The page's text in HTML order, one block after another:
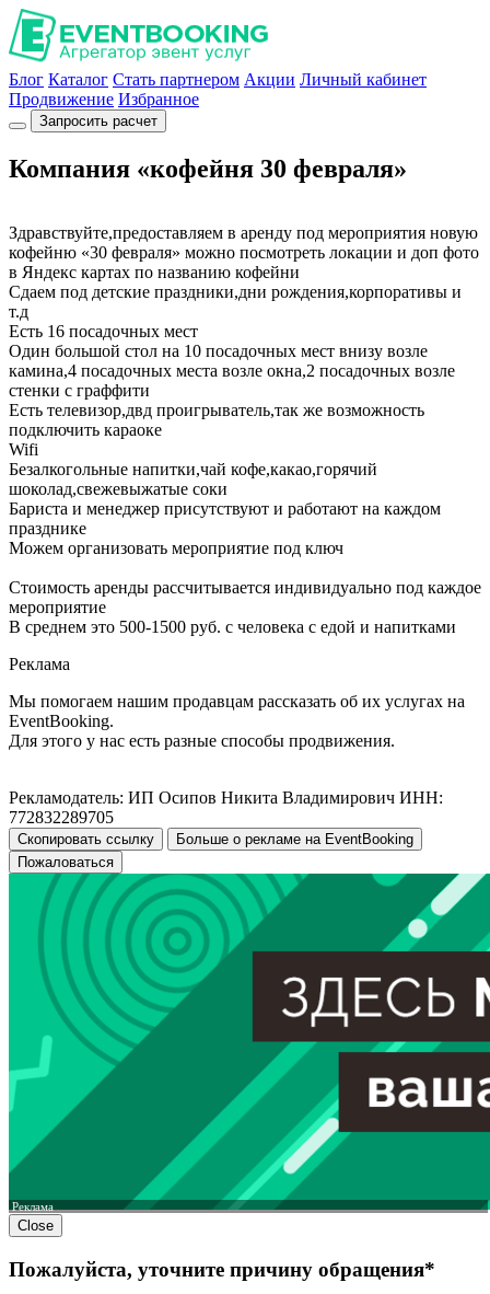
Блог Каталог Стать партнером Акции Личный кабинет
Продвижение Избранное
Запросить расчет
Компания «кофейня 30 февраля»
Здравствуйте,предоставляем в аренду под мероприятия новую
кофейню «30 февраля» можно посмотреть локации и доп фото
в Яндекс картах по названию кофейни
Сдаем под детские праздники,дни рождения,корпоративы и
т.д
Есть 16 посадочных мест
Один большой стол на 10 посадочных мест внизу возле
камина,4 посадочных места возле окна,2 посадочных возле
стенки с граффити
Есть телевизор,двд проигрыватель,так же возможность
подключить караоке
Wifi
Безалкогольные напитки,чай кофе,какао,горячий
шоколад,свежевыжатые соки
Бариста и менеджер присутствуют и работают на каждом
празднике
Можем организовать мероприятие под ключ
Стоимость аренды рассчитывается индивидуально под каждое
мероприятие
В среднем это 500-1500 руб. с человека с едой и напитками
Реклама
Мы помогаем нашим продавцам рассказать об их услугах на
EventBooking.
Для этого у нас есть разные способы продвижения.
Рекламодатель: ИП Осипов Никита Владимирович ИНН:
772832289705
Скопировать ссылку
Больше о рекламе на EventBooking
Пожаловаться
Реклама
Close
Пожалуйста, уточните причину обращения*